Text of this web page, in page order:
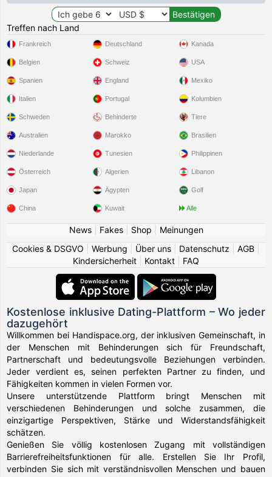
Treffen nach Land
Frankreich
Belgien
Spanien
Italien
Schweden
Deutschland
Schweiz
England
Portugal
Behinderte
Kanada
USA
Mexiko
Kolumbien
Tiere
Australien
Niederlande
Österreich
Japan
China
Marokko
Tunesien
Algerien
Ägypten
Kuwait
Brasilien
Philippinen
Libanon
Golf
Alle
News| Fakes| Shop
Meinungen
Cookies & DSGVO
Werbung Über uns Datenschutz AGB
Kindersicherheit
Kontakt FAQ
Kostenlose inklusive Dating-Plattform – Wo jeder
dazugehört
Willkommen bei Handispace.org, der inklusiven Gemeinschaft, in
der Menschen mit Behinderungen sich für Freundschaft,
Partnerschaft und bedeutungsvolle Beziehungen verbinden.
Jeder verdient es, seinen perfekten Partner zu finden, und
Fähigkeiten kommen in vielen Formen vor.
Unsere unterstützende Plattform bringt Menschen mit
verschiedenen Behinderungen und solche zusammen, die
einzigartige Perspektiven, Stärke und Widerstandsfähigkeit
schätzen.
Genießen Sie völlig kostenlosen Zugang mit vollständigen
Barrierefreiheitsfunktionen für alle. Erstellen Sie Ihr Profil,
verbinden Sie sich mit verständnisvollen Menschen und bauen